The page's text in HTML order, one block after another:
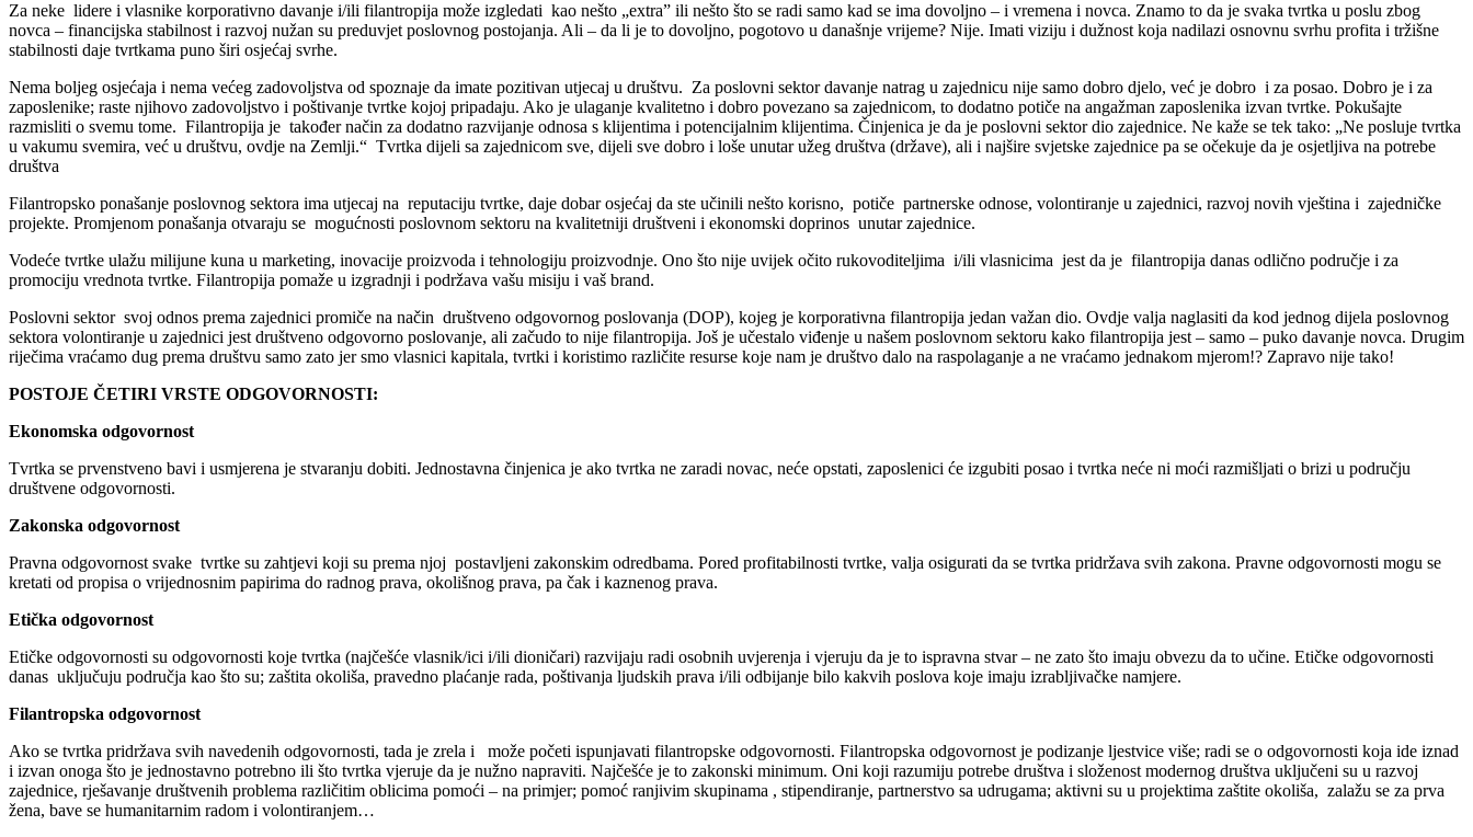
Za neke lidere i vlasnike korporativno davanje i/ili filantropija može izgledati kao nešto „extra” ili nešto što se radi samo kad se ima dovoljno – i vremena i novca. Znamo to da je svaka tvrtka u poslu zbog
novca – financijska stabilnost i razvoj nužan su preduvjet poslovnog postojanja. Ali – da li je to dovoljno, pogotovo u današnje vrijeme? Nije. Imati viziju i dužnost koja nadilazi osnovnu svrhu profita i tržišne
stabilnosti daje tvrtkama puno širi osjećaj svrhe.
Nema boljeg osjećaja i nema većeg zadovoljstva od spoznaje da imate pozitivan utjecaj u društvu. Za poslovni sektor davanje natrag u zajednicu nije samo dobro djelo, već je dobro i za posao. Dobro je i za
zaposlenike; raste njihovo zadovoljstvo i poštivanje tvrtke kojoj pripadaju. Ako je ulaganje kvalitetno i dobro povezano sa zajednicom, to dodatno potiče na angažman zaposlenika izvan tvrtke. Pokušajte
razmisliti o svemu tome. Filantropija je također način za dodatno razvijanje odnosa s klijentima i potencijalnim klijentima. Činjenica je da je poslovni sektor dio zajednice. Ne kaže se tek tako: „Ne posluje tvrtka
u vakumu svemira, već u društvu, ovdje na Zemlji.“ Tvrtka dijeli sa zajednicom sve, dijeli sve dobro i loše unutar užeg društva (države), ali i najšire svjetske zajednice pa se očekuje da je osjetljiva na potrebe
društva
Filantropsko ponašanje poslovnog sektora ima utjecaj na reputaciju tvrtke, daje dobar osjećaj da ste učinili nešto korisno, potiče partnerske odnose, volontiranje u zajednici, razvoj novih vještina i zajedničke
projekte. Promjenom ponašanja otvaraju se mogućnosti poslovnom sektoru na kvalitetniji društveni i ekonomski doprinos unutar zajednice.
Vodeće tvrtke ulažu milijune kuna u marketing, inovacije proizvoda i tehnologiju proizvodnje. Ono što nije uvijek očito rukovoditeljima i/ili vlasnicima jest da je filantropija danas odlično područje i za
promociju vrednota tvrtke. Filantropija pomaže u izgradnji i podržava vašu misiju i vaš brand.
Poslovni sektor svoj odnos prema zajednici promiče na način društveno odgovornog poslovanja (DOP), kojeg je korporativna filantropija jedan važan dio. Ovdje valja naglasiti da kod jednog dijela poslovnog
sektora volontiranje u zajednici jest društveno odgovorno poslovanje, ali začudo to nije filantropija. Još je učestalo viđenje u našem poslovnom sektoru kako filantropija jest – samo – puko davanje novca. Drugim
riječima vraćamo dug prema društvu samo zato jer smo vlasnici kapitala, tvrtki i koristimo različite resurse koje nam je društvo dalo na raspolaganje a ne vraćamo jednakom mjerom!? Zapravo nije tako!
POSTOJE ČETIRI VRSTE ODGOVORNOSTI:
Ekonomska odgovornost
Tvrtka se prvenstveno bavi i usmjerena je stvaranju dobiti. Jednostavna činjenica je ako tvrtka ne zaradi novac, neće opstati, zaposlenici će izgubiti posao i tvrtka neće ni moći razmišljati o brizi u području
društvene odgovornosti.
Zakonska odgovornost
Pravna odgovornost svake tvrtke su zahtjevi koji su prema njoj postavljeni zakonskim odredbama. Pored profitabilnosti tvrtke, valja osigurati da se tvrtka pridržava svih zakona. Pravne odgovornosti mogu se
kretati od propisa o vrijednosnim papirima do radnog prava, okolišnog prava, pa čak i kaznenog prava.
Etička odgovornost
Etičke odgovornosti su odgovornosti koje tvrtka (najčešće vlasnik/ici i/ili dioničari) razvijaju radi osobnih uvjerenja i vjeruju da je to ispravna stvar – ne zato što imaju obvezu da to učine. Etičke odgovornosti
danas uključuju područja kao što su; zaštita okoliša, pravedno plaćanje rada, poštivanja ljudskih prava i/ili odbijanje bilo kakvih poslova koje imaju izrabljivačke namjere.
Filantropska odgovornost
Ako se tvrtka pridržava svih navedenih odgovornosti, tada je zrela i može početi ispunjavati filantropske odgovornosti. Filantropska odgovornost je podizanje ljestvice više; radi se o odgovornosti koja ide iznad
i izvan onoga što je jednostavno potrebno ili što tvrtka vjeruje da je nužno napraviti. Najčešće je to zakonski minimum. Oni koji razumiju potrebe društva i složenost modernog društva uključeni su u razvoj
zajednice, rješavanje društvenih problema različitim oblicima pomoći – na primjer; pomoć ranjivim skupinama , stipendiranje, partnerstvo sa udrugama; aktivni su u projektima zaštite okoliša, zalažu se za prva
žena, bave se humanitarnim radom i volontiranjem…